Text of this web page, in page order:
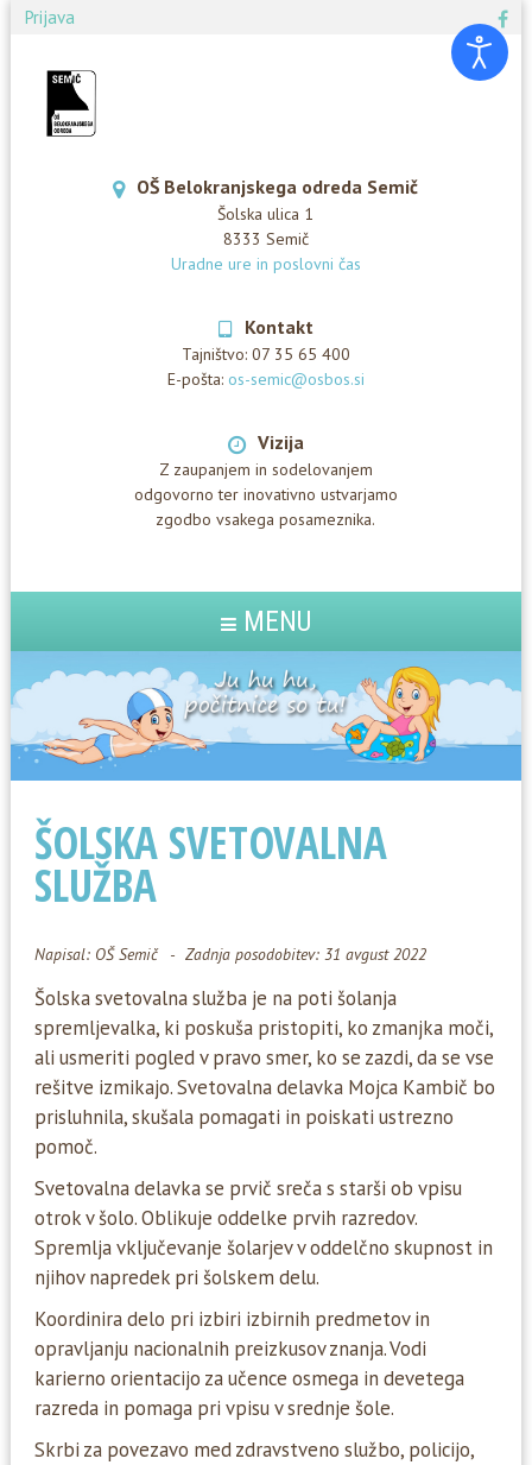
Prijava
OŠ Belokranjskega odreda Semič
Šolska ulica 1
8333 Semič
Uradne ure in poslovni čas
Kontakt
Tajništvo: 07 35 65 400
E-pošta: os-semic@osbos.si
Vizija
Z zaupanjem in sodelovanjem
odgovorno ter inovativno ustvarjamo
zgodbo vsakega posameznika.
MENU
ŠOLSKA SVETOVALNA
SLUŽBA
Napisal: OŠ Semič Zadnja posodobitev: 31 avgust 2022
Šolska svetovalna služba je na poti šolanja
spremljevalka, ki poskuša pristopiti, ko zmanjka moči,
ali usmeriti pogled v pravo smer, ko se zazdi, da se vse
rešitve izmikajo. Svetovalna delavka Mojca Kambič bo
prisluhnila, skušala pomagati in poiskati ustrezno
pomoč.
Svetovalna delavka se prvič sreča s starši ob vpisu
otrok v šolo. Oblikuje oddelke prvih razredov.
Spremlja vključevanje šolarjev v oddelčno skupnost in
njihov napredek pri šolskem delu.
Koordinira delo pri izbiri izbirnih predmetov in
opravljanju nacionalnih preizkusov znanja. Vodi
karierno orientacijo za učence osmega in devetega
razreda in pomaga pri vpisu v srednje šole.
Skrbi za povezavo med zdravstveno službo, policijo,